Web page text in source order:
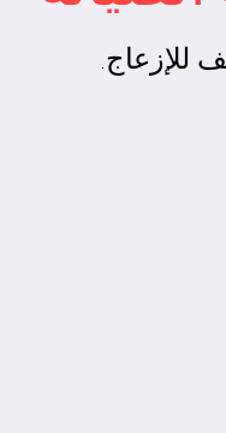
للإزعاج.